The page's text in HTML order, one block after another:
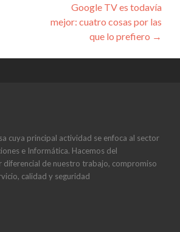
Google TV es todavía
mejor: cuatro cosas por las
que lo prefiero →
cuya principal actividad se enfoca al sector
e Informática. Hacemos del
diferencial de nuestro trabajo, compromiso
calidad y seguridad